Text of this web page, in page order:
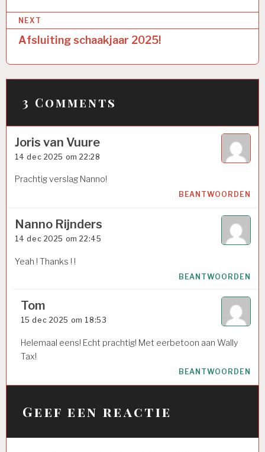
NEXT
Afsluiting schaakjaar 2025!
3 Comments
Joris van Vuure
14 dec 2025 om 22:28
Prachtig verslag Nanno!
BEANTWOORDEN
Nanno Rijnders
14 dec 2025 om 22:45
Yeah ! Thanks ! !
BEANTWOORDEN
Tom
15 dec 2025 om 18:53
Helemaal eens! Echt prachtig! Met eerbetoon aan Wally
Tax!
BEANTWOORDEN
Geef een reactie